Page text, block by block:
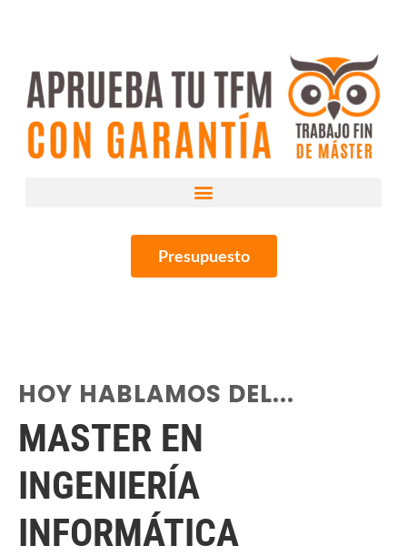
Presupuesto
HOY HABLAMOS DEL...
MASTER EN
INGENIERÍA
INFORMÁTICA